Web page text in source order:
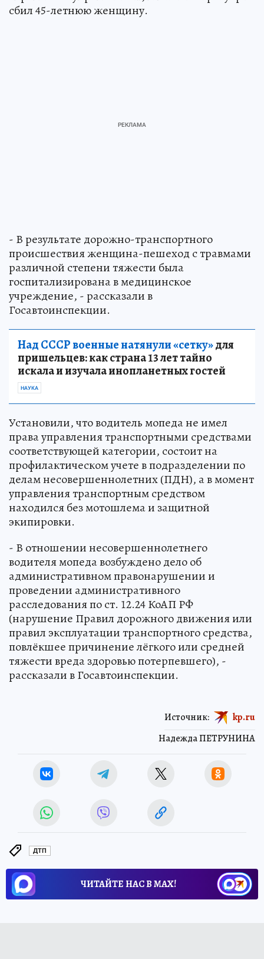
сбил 45-летнюю женщину.
- В результате дорожно-транспортного
происшествия женщина-пешеход с травмами
различной степени тяжести была
госпитализирована в медицинское
учреждение, - рассказали в
Госавтоинспекции.
Над СССР военные натянули «сетку»для
пришельцев: как страна 13 лет тайно
искала и изучала инопланетных гостей
НАУКА
Установили, что водитель мопеда не имел
права управления транспортными средствами
соответствующей категории, состоит на
профилактическом учете в подразделении по
делам несовершеннолетних (ПДН), а в момент
управления транспортным средством
находился без мотошлема и защитной
экипировки.
- В отношении несовершеннолетнего
водителя мопеда возбуждено дело об
административном правонарушении и
проведении административного
расследования по ст. 12.24 КоАП РФ
(нарушение Правил дорожного движения или
правил эксплуатации транспортного средства,
повлёкшее причинение лёгкого или средней
тяжести вреда здоровью потерпевшего), -
рассказали в Госавтоинспекции.
Надежда ПЕТРУНИНА
Источник: kp.ru
ДТП
ЧИТАЙТЕ НАС В МАХ!